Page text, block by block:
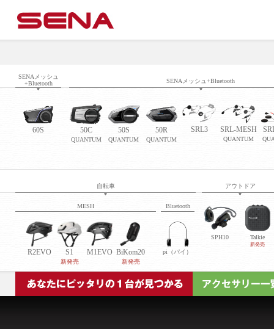
SENAメッシュ
+Bluetooth
SENAメッシュ+Bluetooth
60S 50C
QUANTUM
50S
QUANTUM
50R
QUANTUM
SRL3 SRL-MESH
QUANTUM
自転車 アウトドア
MESH
R2EVO S1
新発売
M1EVO BiKom20
新発売
Bluetooth
pi（パイ）
SPH10 Talkie
新発売